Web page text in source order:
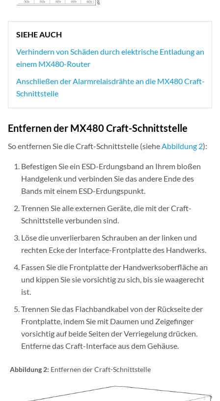
SIEHE AUCH
Verhindern von Schäden durch elektrische Entladung an
einem MX480-Router
Anschließen der Alarmrelaisdrähte an die MX480 Craft-
Schnittstelle
Entfernen der MX480 Craft-Schnittstelle
So entfernen Sie die Craft-Schnittstelle (sieheAbbildung 2):
Befestigen Sie ein ESD-Erdungsband an Ihrem bloßen
Handgelenk und verbinden Sie das andere Ende des
Bands mit einem ESD-Erdungspunkt.
Trennen Sie alle externen Geräte, die mit der Craft-
Schnittstelle verbunden sind.
Löse die unverlierbaren Schrauben an der linken und
rechten Ecke der Interface-Frontplatte des Handwerks.
Fassen Sie die Frontplatte der Handwerksoberfläche an
und kippen Sie sie vorsichtig zu sich, bis sie waagerecht
ist.
Trennen Sie das Flachbandkabel von der Rückseite der
Frontplatte, indem Sie mit Daumen und Zeigefinger
vorsichtig auf beide Seiten der Verriegelung drücken.
Entferne das Craft-Interface aus dem Gehäuse.
Abbildung 2: Entfernen der Craft-Schnittstelle